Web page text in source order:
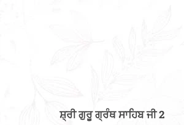
ਸ਼੍ਰੀ ਗੁਰੂ ਗ੍ਰੰਥ ਸਾਹਿਬ ਜੀ 2